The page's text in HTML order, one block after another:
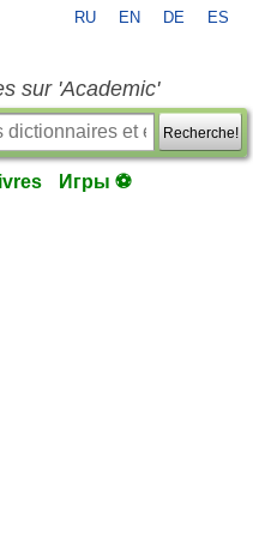
RU EN DE ES
sur 'Academic'
Recherche!
livres Игры ⚽